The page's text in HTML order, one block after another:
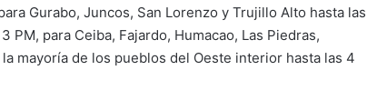
Gurabo, Juncos, San Lorenzo y Trujillo Alto hasta las
PM, para Ceiba, Fajardo, Humacao, Las Piedras,
mayoría de los pueblos del Oeste interior hasta las 4